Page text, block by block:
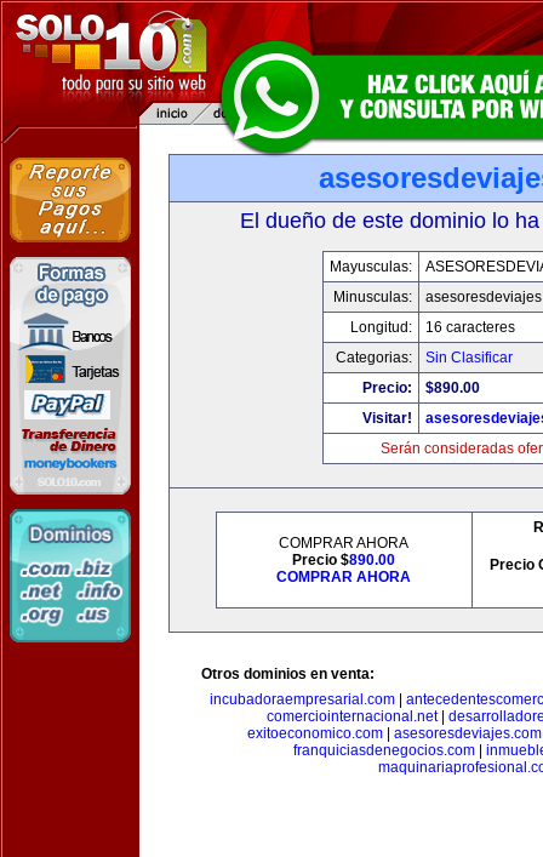
El dueño de este dominio lo
Mayusculas:
Minusculas:
Longitud:
16 caracteres
Categorias:
Sin Clasificar
Precio:
$890.00
Visitar!
Serán consideradas
COMPRAR AHORA
Precio $890.00
COMPRAR AHORA
Precio
Otros dominios en venta:
incubadoraempresarial.com
comerciointernacional.net|
exitoeconomico.com| asesoresdeviajes.com
franquiciasdenegocios.com|